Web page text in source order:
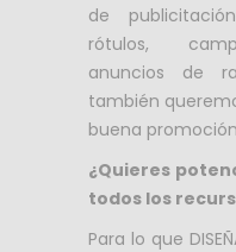
de
rótulos,
anuncios de
también
buena
¿Quieres
todos los
Para lo que